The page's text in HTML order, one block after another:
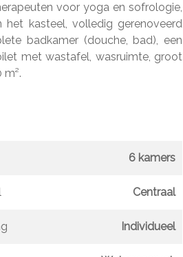
voor yoga en sofrologie,
kasteel, volledig gerenoveerd
badkamer (douche, bad), een
met wastafel, wasruimte, groot
6 kamers
Centraal
Individueel